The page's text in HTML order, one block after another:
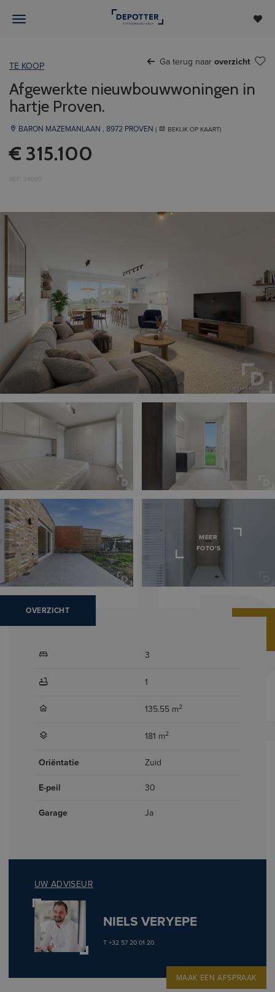
TE KOOP
Afgewerkte nieuwbouwwoningen in
hartje Proven.
BARON MAZEMANLAAN , 8972 PROVEN ( BEKIJK OP KAART)
Ga terug naar overzicht
€ 315.100
REF: 24095
MEER
FOTO'S
OVERZICHT
3
1
135.55 m2
181 m2
Oriëntatie Zuid
E-peil 30
Garage Ja
UW ADVISEUR
NIELS VERYEPE
T +32 57 20 01 20
MAAK EEN AFSPRAAK